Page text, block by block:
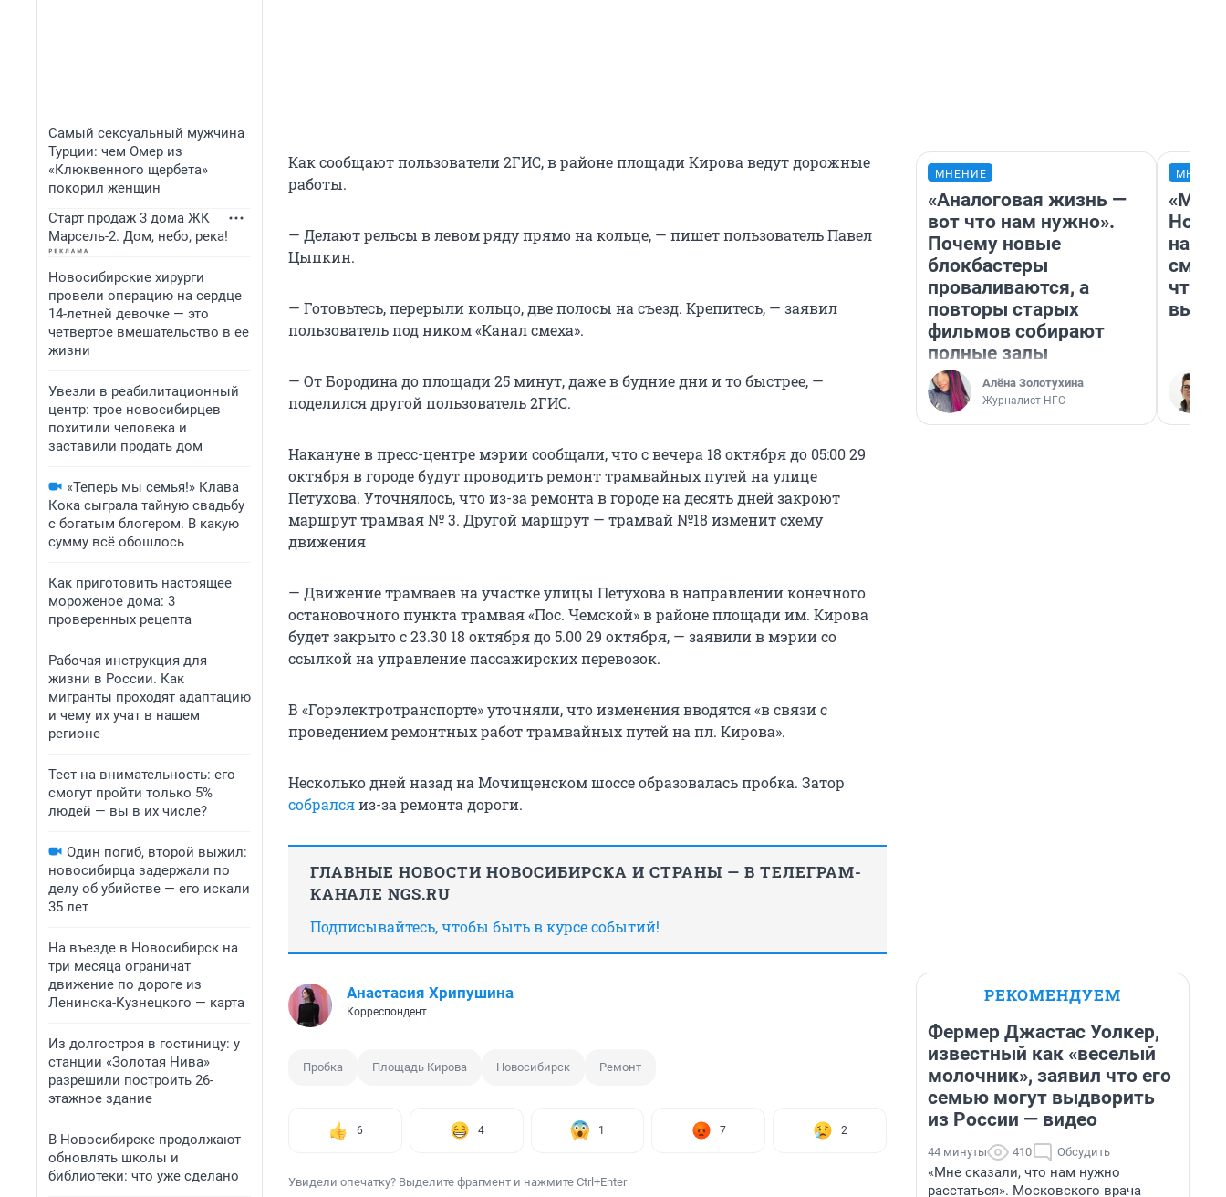
Самый сексуальный мужчина
Турции: чем Омер из
«Клюквенного щербета»
покорил женщин
Старт продаж 3 дома ЖК
Марсель-2. Дом, небо, река!
Новосибирские хирурги
провели операцию на сердце
14-летней девочке — это
четвертое вмешательство в ее
жизни
Увезли в реабилитационный
центр: трое новосибирцев
похитили человека и
заставили продать дом
«Теперь мы семья!» Клава
Кока сыграла тайную свадьбу
с богатым блогером. В какую
сумму всё обошлось
Как приготовить настоящее
мороженое дома: 3
проверенных рецепта
Рабочая инструкция для
жизни в России. Как
мигранты проходят адаптацию
и чему их учат в нашем
регионе
Тест на внимательность: его
смогут пройти только 5%
людей — вы в их числе?
Один погиб, второй выжил:
новосибирца задержали по
делу об убийстве — его искали
35 лет
На въезде в Новосибирск на
три месяца ограничат
движение по дороге из
Ленинска-Кузнецкого — карта
Из долгостроя в гостиницу: у
станции «Золотая Нива»
разрешили построить 26-
этажное здание
В Новосибирске продолжают
обновлять школы и
библиотеки: что уже сделано
Как сообщают пользователи 2ГИС, в районе площади Кирова ведут дорожные
работы.
— Делают рельсы в левом ряду прямо на кольце, — пишет пользователь Павел
Цыпкин.
— Готовьтесь, перерыли кольцо, две полосы на съезд. Крепитесь, — заявил
пользователь под ником «Канал смеха».
— От Бородина до площади 25 минут, даже в будние дни и то быстрее, —
поделился другой пользователь 2ГИС.
Накануне в пресс-центре мэрии сообщали, что с вечера 18 октября до 05:00 29
октября в городе будут проводить ремонт трамвайных путей на улице
Петухова. Уточнялось, что из-за ремонта в городе на десять дней закроют
маршрут трамвая № 3. Другой маршрут — трамвай №18 изменит схему
движения
— Движение трамваев на участке улицы Петухова в направлении конечного
остановочного пункта трамвая «Пос. Чемской» в районе площади им. Кирова
будет закрыто с 23.30 18 октября до 5.00 29 октября, — заявили в мэрии со
ссылкой на управление пассажирских перевозок.
В «Горэлектротранспорте» уточняли, что изменения вводятся «в связи с
проведением ремонтных работ трамвайных путей на пл. Кирова».
Несколько дней назад на Мочищенском шоссе образовалась пробка. Затор
собралсяиз-за ремонта дороги.
ГЛАВНЫЕ НОВОСТИ НОВОСИБИРСКА И СТРАНЫ — В ТЕЛЕГРАМ-
КАНАЛЕ NGS.RU
Подписывайтесь, чтобы быть в курсе событий!
Анастасия Хрипушина
Корреспондент
Пробка Площадь Кирова Новосибирск Ремонт
6 4 1 7 2
Увидели опечатку? Выделите фрагмент и нажмите Ctrl+Enter
МНЕНИЕ
«Аналоговая жизнь —
вот что нам нужно».
Почему новые
блокбастеры
проваливаются, а
повторы старых
фильмов собирают
полные залы
Алёна Золотухина
Журналист НГС
«Мы
РЕКОМЕНДУЕМ
Фермер Джастас Уолкер,
известный как «веселый
молочник», заявил что его
семью могут выдворить
из России — видео
44 минуты 410 Обсудить
«Мне сказали, что нам нужно
расстаться». Московского врача